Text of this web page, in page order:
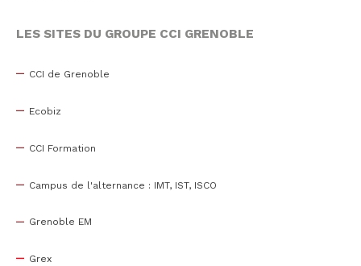
LES SITES DU GROUPE CCI GRENOBLE
CCI de Grenoble
Ecobiz
CCI Formation
Campus de l'alternance : IMT, IST, ISCO
Grenoble EM
Grex